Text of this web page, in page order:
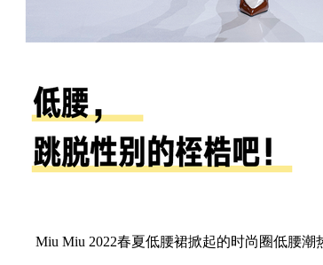
Miu Miu 2022春夏低腰裙掀起的时尚圈低腰潮